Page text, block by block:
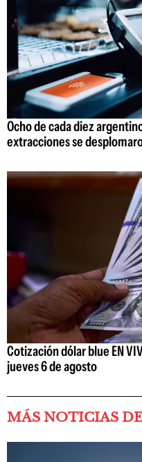
Ocho de cada diez
extracciones se
Cotización dólar blue EN
jueves 6 de agosto
MÁS NOTICIAS